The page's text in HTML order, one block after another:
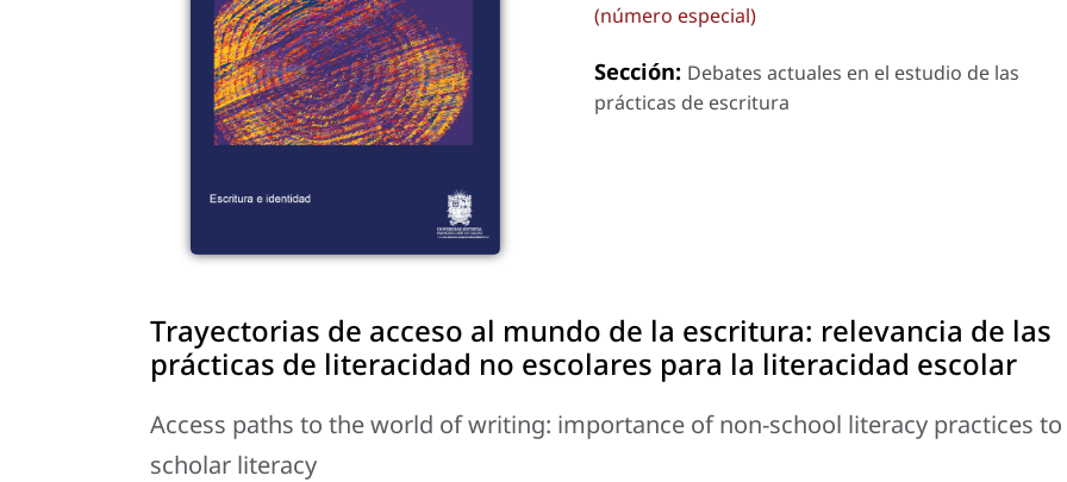
(número especial)
Sección: Debates actuales en el estudio de las
prácticas de escritura
Trayectorias de acceso al mundo de la escritura: relevancia de las
prácticas de literacidad no escolares para la literacidad escolar
Access paths to the world of writing: importance of non-school literacy practices to
scholar literacy